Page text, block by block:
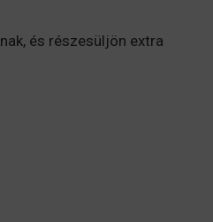
és részesüljön extra